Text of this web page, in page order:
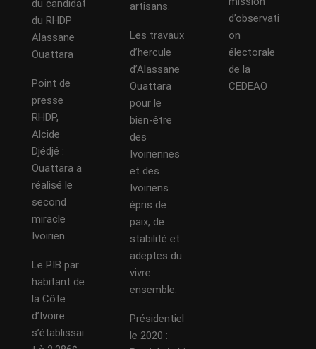
du candidat
du RHDP
Alassane
Ouattara
Point de
presse
RHDP,
Alcide
Djédjé :
Ouattara a
réalisé le
second
miracle
Ivoirien
Le PIB par
habitant de
la Côte
d’Ivoire
s’établissai
artisans.
Les travaux
d’hercule
d’Alassane
Ouattara
pour le
bien-être
des
Ivoiriennes
et des
Ivoiriens
épris de
paix, de
stabilité et
adeptes du
vivre
ensemble.
Présidentiel
le 2020 :
d’observati
on
électorale
de la
CEDEAO